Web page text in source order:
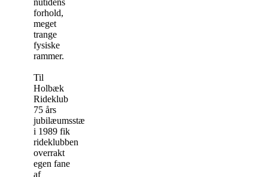
forhold,
meget
trange
fysiske
rammer.
Til
Holbæk
Rideklub
75 års
jubilæumsstævne
i 1989 fik
rideklubben
overrakt
egen fane
af